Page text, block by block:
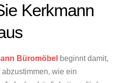
Kerkmann
Büromöbel beginnt damit,
wie ein